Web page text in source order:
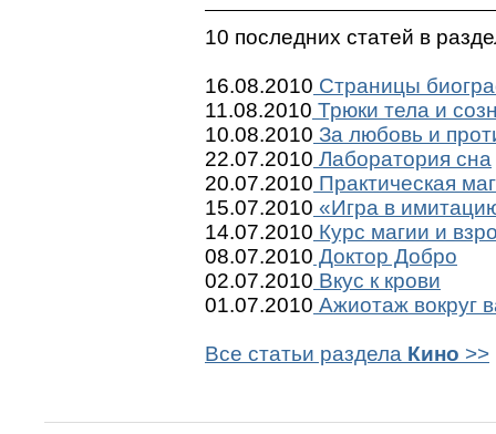
10 последних статей в
16.08.2010 Страницы
11.08.2010 Трюки тела и
10.08.2010 За любовь и
22.07.2010 Лаборатория сна
20.07.2010 Практическая
15.07.2010 «Игра в
14.07.2010 Курс магии и
08.07.2010 Доктор Добро
02.07.2010 Вкус к крови
01.07.2010 Ажиотаж вокруг
Все статьи раздела Кино >>